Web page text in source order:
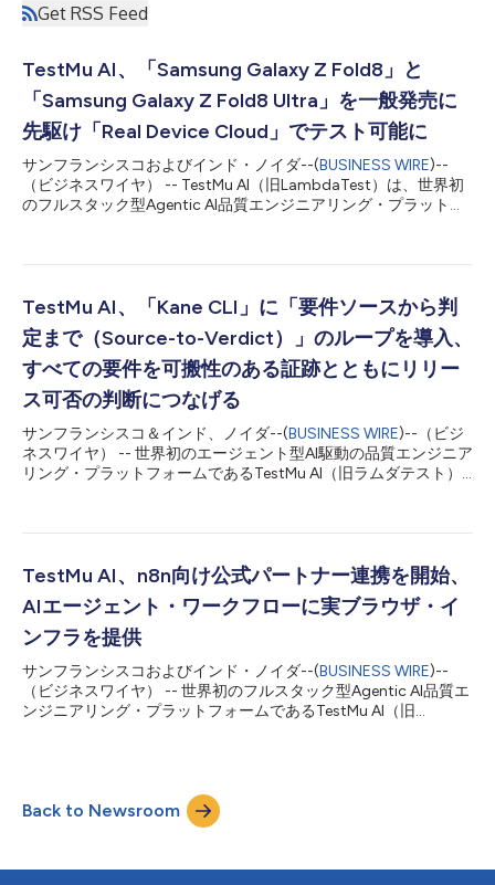
Get RSS Feed
TestMu AI、「Samsung Galaxy Z Fold8」と
「Samsung Galaxy Z Fold8 Ultra」を一般発売に
先駆け「Real Device Cloud」でテスト可能に
サンフランシスコおよびインド・ノイダ--(BUSINESS WIRE)--
（ビジネスワイヤ） -- TestMu AI（旧LambdaTest）は、世界初
のフルスタック型Agentic AI品質エンジニアリング・プラットフ
ました。両端末はSamsungの「Galaxy Unpacked」イベントで
が顧客の手に渡る前からライブテストと自動テストに利用できま
す。 今回発表された新世代モデルは、Galaxy Z Foldシリーズに
これまでなかったテスト上の課題をもたらします。Galaxy Z
Fold8は、開いた状態では縦向きの7.6インチ・ディスプレイを備
える一方、Zシリーズ初のUltraモデルであるGalaxy Z Fold8
Ultraは、横向きの8.0インチ・ディスプレイを備えます。両機種
はFold8の名称を冠し、チップセット...
TestMu AI、「Kane CLI」に「要件ソースから判
定まで（Source-to-Verdict）」のループを導入、
すべての要件を可搬性のある証跡とともにリリー
ス可否の判断につなげる
サンフランシスコ＆インド、ノイダ--(BUSINESS WIRE)--（ビジ
ネスワイヤ） -- 世界初のエージェント型AI駆動の品質エンジニア
リング・プラットフォームであるTestMu AI（旧ラムダテスト）
した。Kane CLIがブラウザ自動化ツールから進化してきたことを
貫して処理し、テストを作成してローカル環境のブラウザで実行
し、証跡を収集し、実際の実行内容に基づいてカバレッジを測定
したうえで、判定結果を返します。 AIエージェントがテストを作
成・実行・修正する中、緑色のチェックマークだけではもはや十
分ではありません。何も検証しないステップもパスと判定され、
数週間前に変更された仕様の旧版に基づくテストもパスと判定さ
れ、クリックが一度も実際には成功していないのにエージェント
が「完了」と報告した場合も、パスと判定されます。根拠のない
TestMu AI、n8n向け公式パートナー連携を開始、
AIエージェント・ワークフローに実ブラウザ・イ
ンフラを提供
サンフランシスコおよびインド・ノイダ--(BUSINESS WIRE)--
（ビジネスワイヤ） -- 世界初のフルスタック型Agentic AI品質エ
ンジニアリング・プラットフォームであるTestMu AI（旧
けに開始したと発表しました。 n8nの認証済みパートナー
Community Nodeとして提供されるTestMu AI Agent連携によ
り、開発者はAIエージェントや自動化ワークフローをTestMu AI
以上のブラウザー、OS、デバイス環境を利用できます。 企業の
Back to Newsroom